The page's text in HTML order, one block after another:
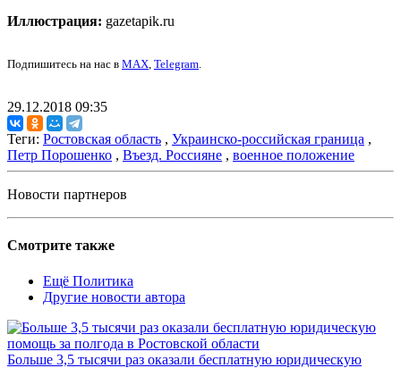
Иллюстрация: gazetapik.ru
Подпишитесь на нас в MAX, Telegram.
29.12.2018 09:35
Теги: Ростовская область , Украинско-российская граница ,
Петр Порошенко , Въезд. Россияне , военное положение
Новости партнеров
Смотрите также
Ещё Политика
Другие новости автора
Больше 3,5 тысячи раз оказали бесплатную юридическую